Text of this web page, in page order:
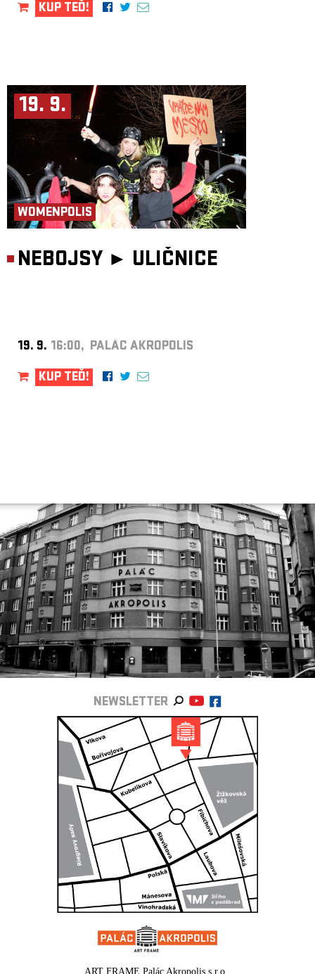
KUP TEĎ!
19. 9.
WOMENPOLIS
NEBOJSY ► ULIČNICE
19. 9. 16:00, PALÁC AKROPOLIS
KUP TEĎ!
NEWSLETTER
ART FRAME Palác Akropolis s.r.o.